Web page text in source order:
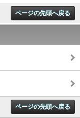
ページの先頭へ戻る
ページの先頭へ戻る